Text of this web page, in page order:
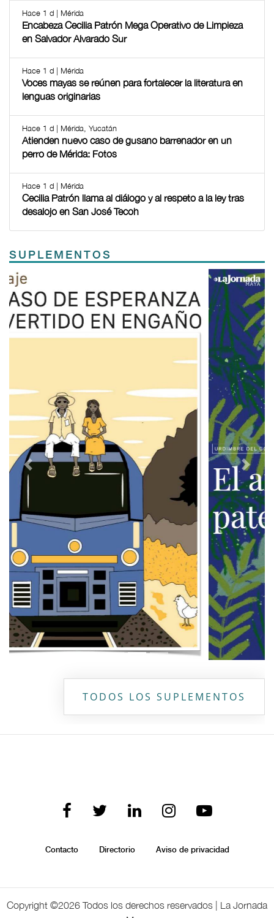
Hace 1 d | Mérida
Encabeza Cecilia Patrón Mega Operativo de Limpieza
en Salvador Alvarado Sur
Hace 1 d | Mérida
Voces mayas se reúnen para fortalecer la literatura en
lenguas originarias
Hace 1 d | Mérida, Yucatán
Atienden nuevo caso de gusano barrenador en un
perro de Mérida: Fotos
Hace 1 d | Mérida
Cecilia Patrón llama al diálogo y al respeto a la ley tras
desalojo en San José Tecoh
SUPLEMENTOS
Previous Next
TODOS LOS SUPLEMENTOS
Contacto Directorio Aviso de privacidad
Copyright ©2026 Todos los derechos reservados | La Jornada